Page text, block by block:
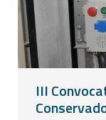
III